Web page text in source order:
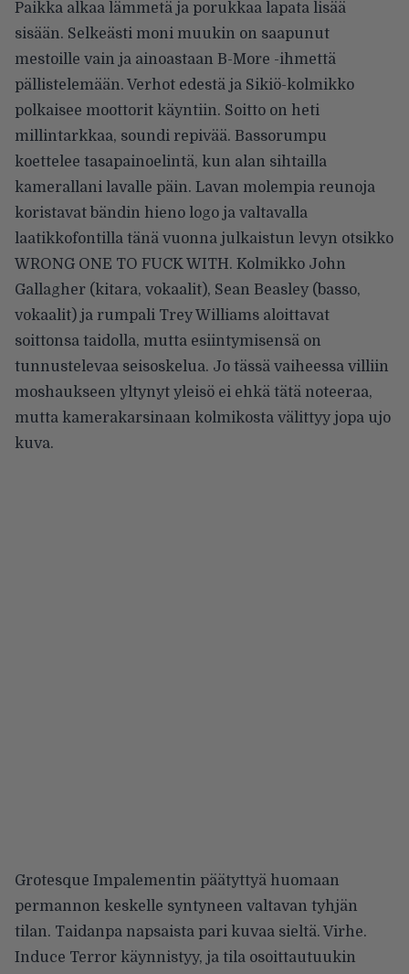
Paikka alkaa lämmetä ja porukkaa lapata lisää
sisään. Selkeästi moni muukin on saapunut
mestoille vain ja ainoastaan B-More -ihmettä
pällistelemään. Verhot edestä ja Sikiö-kolmikko
polkaisee moottorit käyntiin. Soitto on heti
millintarkkaa, soundi repivää. Bassorumpu
koettelee tasapainoelintä, kun alan sihtailla
kamerallani lavalle päin. Lavan molempia reunoja
koristavat bändin hieno logo ja valtavalla
laatikkofontilla tänä vuonna julkaistun levyn otsikko
WRONG ONE TO FUCK WITH. Kolmikko John
Gallagher (kitara, vokaalit), Sean Beasley (basso,
vokaalit) ja rumpali Trey Williams aloittavat
soittonsa taidolla, mutta esiintymisensä on
tunnustelevaa seisoskelua. Jo tässä vaiheessa villiin
moshaukseen yltynyt yleisö ei ehkä tätä noteeraa,
mutta kamerakarsinaan kolmikosta välittyy jopa ujo
kuva.
Grotesque Impalementin päätyttyä huomaan
permannon keskelle syntyneen valtavan tyhjän
tilan. Taidanpa napsaista pari kuvaa sieltä. Virhe.
Induce Terror käynnistyy, ja tila osoittautuukin